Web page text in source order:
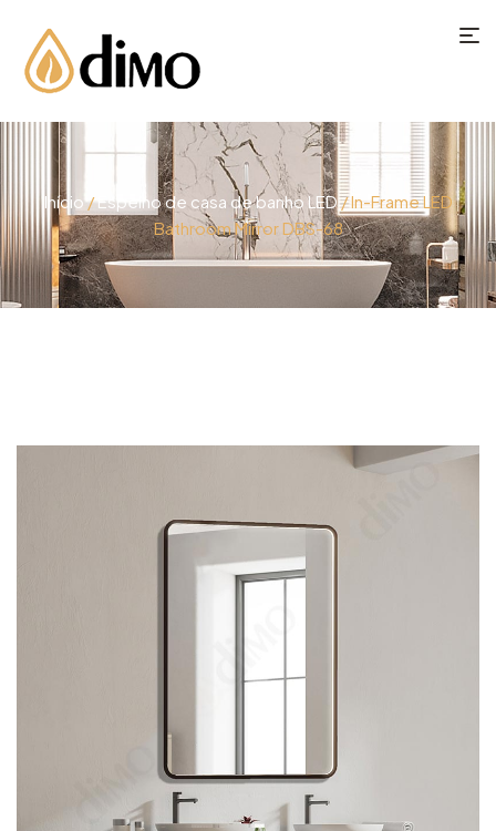
Início/Espelho de casa de banho LED/ In-Frame LED
Bathroom Mirror DBS-68